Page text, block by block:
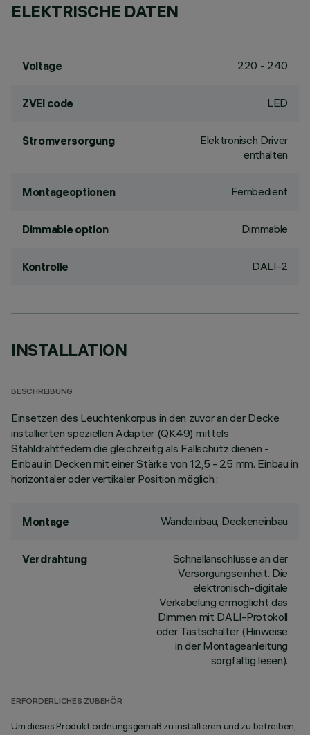
ELEKTRISCHE DATEN
Voltage 220 - 240
ZVEI code LED
Stromversorgung
Elektronisch Driver
enthalten
Montageoptionen Fernbedient
Dimmable option Dimmable
Kontrolle DALI-2
INSTALLATION
BESCHREIBUNG
Einsetzen des Leuchtenkorpus in den zuvor an der Decke
installierten speziellen Adapter (QK49) mittels
Stahldrahtfedern die gleichzeitig als Fallschutz dienen -
Einbau in Decken mit einer Stärke von 12,5 - 25 mm. Einbau in
horizontaler oder vertikaler Position möglich.;
Montage Wandeinbau, Deckeneinbau
Verdrahtung
Schnellanschlüsse an der
Versorgungseinheit. Die
elektronisch-digitale
Verkabelung ermöglicht das
Dimmen mit DALI-Protokoll
oder Tastschalter (Hinweise
in der Montageanleitung
sorgfältig lesen).
ERFORDERLICHES ZUBEHÖR
Um dieses Produkt ordnungsgemäß zu installieren und zu betreiben,